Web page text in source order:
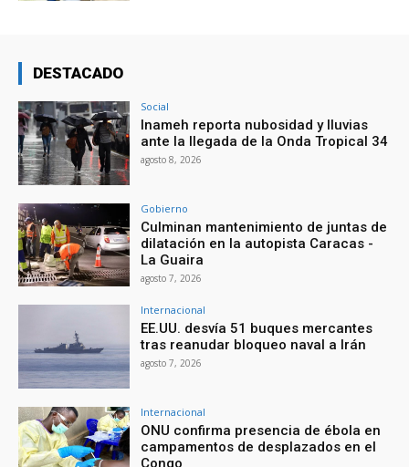
DESTACADO
Social
Inameh reporta nubosidad y lluvias
ante la llegada de la Onda Tropical 34
agosto 8, 2026
Gobierno
Culminan mantenimiento de juntas de
dilatación en la autopista Caracas -
La Guaira
agosto 7, 2026
Internacional
EE.UU. desvía 51 buques mercantes
tras reanudar bloqueo naval a Irán
agosto 7, 2026
Internacional
ONU confirma presencia de ébola en
campamentos de desplazados en el
Congo